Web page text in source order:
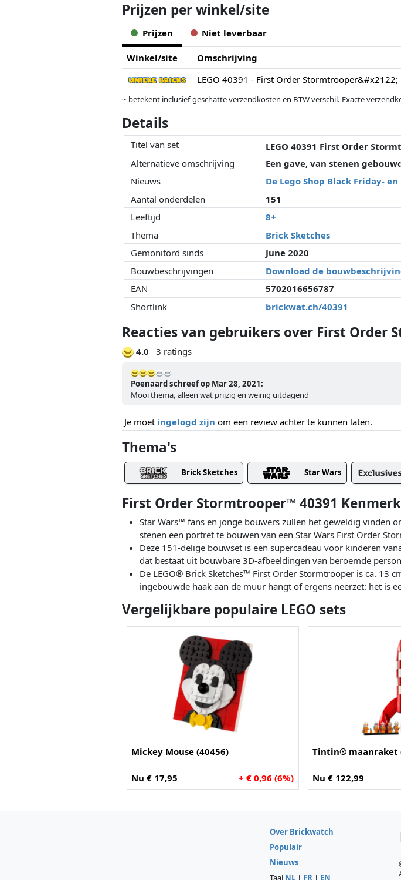
Prijzen per winkel/site
Prijzen Niet leverbaar
Winkel/site Omschrijving
LEGO 40391 - First Order Stormtrooper&#x2122;
~ betekent inclusief geschatte verzendkosten en BTW verschil. Exacte
geen enkele invoed op. Alleen bij gelijke prijzen kunnen historische prestaties
Details
Titel van set
LEGO 40391 First Order
Alternatieve omschrijving
Een gave, van stenen
Nieuws
De Lego Shop Black Friday-
Aantal onderdelen
151
Leeftijd
8+
Thema
Brick Sketches
Gemonitord sinds
June 2020
Bouwbeschrijvingen
Download de
EAN
5702016656787
Shortlink
brickwat.ch/40391
Reacties van gebruikers over First Order
4.0 3 ratings
Poenaard schreef op Mar 28, 2021:
Mooi thema, alleen wat prijzig en weinig uitdagend
Je moet ingelogd zijn om een review achter te kunnen laten.
Thema's
Brick Sketches Star Wars
First Order Stormtrooper™ 40391
Star Wars™ fans en jonge bouwers zullen het geweldig vinden
stenen een portret te bouwen van een Star Wars First Order
Deze 151-delige bouwset is een supercadeau voor kinderen
dat bestaat uit bouwbare 3D-afbeeldingen van beroemde
De LEGO® Brick Sketches™ First Order Stormtrooper is ca. 13
ingebouwde haak aan de muur hangt of ergens neerzet: het is
Vergelijkbare populaire LEGO sets
Mickey Mouse (40456)
Nu € 17,95 + € 0,96 (6%)
Tintin® maanraket
Nu € 122,99
Over Brickwatch
Populair
Nieuws
Taal NL | FR | EN